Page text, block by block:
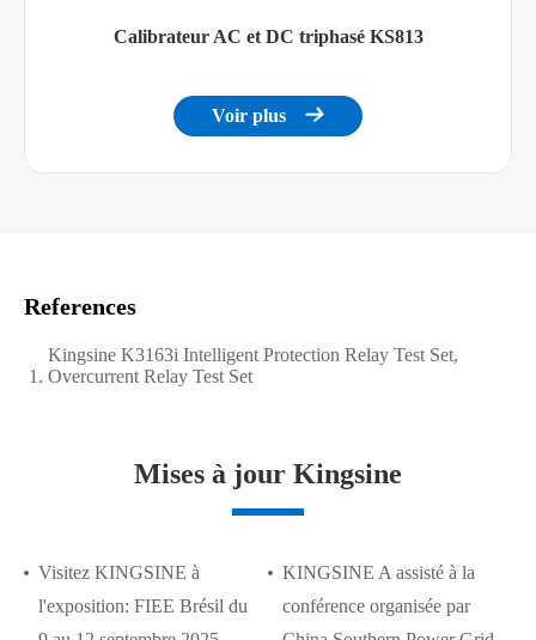
Calibrateur AC et DC triphasé KS813
Voir plus 
References
Kingsine K3163i Intelligent Protection Relay Test Set,
Overcurrent Relay Test Set
Mises à jour Kingsine
Visitez KINGSINE à
l'exposition: FIEE Brésil du
KINGSINE A assisté à la
conférence organisée par